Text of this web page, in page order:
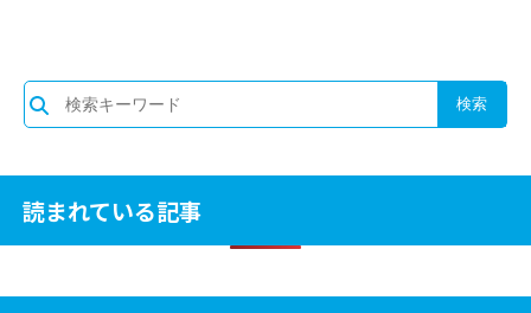
読まれている記事